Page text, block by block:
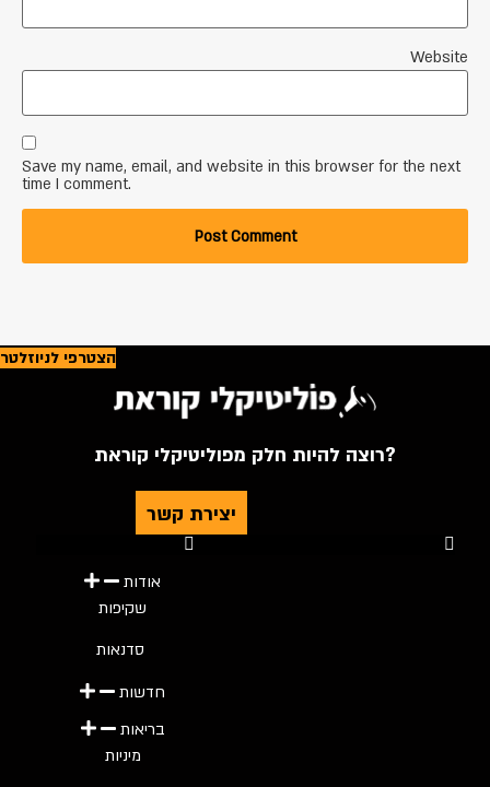
Website
Save my name, email, and website in this browser for the next
time I comment.
הצטרפי לניוזלטר
רוצה להיות חלק מפוליטיקלי קוראת?
יצירת קשר
אודות
שקיפות
סדנאות
חדשות
בריאות
מיניות